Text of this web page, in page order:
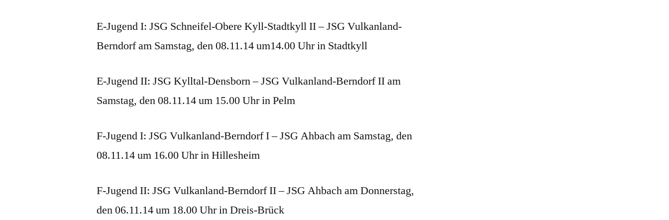
E-Jugend I: JSG Schneifel-Obere Kyll-Stadtkyll II – JSG Vulkanland-
Berndorf am Samstag, den 08.11.14 um14.00 Uhr in Stadtkyll
E-Jugend II: JSG Kylltal-Densborn – JSG Vulkanland-Berndorf II am
Samstag, den 08.11.14 um 15.00 Uhr in Pelm
F-Jugend I: JSG Vulkanland-Berndorf I – JSG Ahbach am Samstag, den
08.11.14 um 16.00 Uhr in Hillesheim
F-Jugend II: JSG Vulkanland-Berndorf II – JSG Ahbach am Donnerstag,
den 06.11.14 um 18.00 Uhr in Dreis-Brück